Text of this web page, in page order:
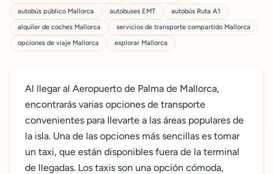
autobús público Mallorca
autobuses EMT
autobús Ruta A1
alquiler de coches Mallorca
servicios de transporte compartido Mallorca
opciones de viaje Mallorca
explorar Mallorca
Al llegar al Aeropuerto de Palma de Mallorca,
encontrarás varias opciones de transporte
convenientes para llevarte a las áreas populares de
la isla. Una de las opciones más sencillas es tomar
un taxi, que están disponibles fuera de la terminal
de llegadas. Los taxis son una opción cómoda,